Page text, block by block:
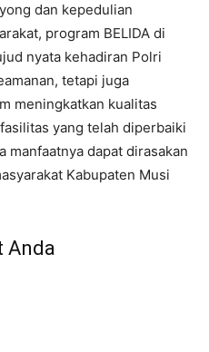
dan kepedulian
program BELIDA di
nyata kehadiran Polri
tetapi juga
meningkatkan kualitas
yang telah diperbaiki
manfaatnya dapat dirasakan
Kabupaten Musi
Anda